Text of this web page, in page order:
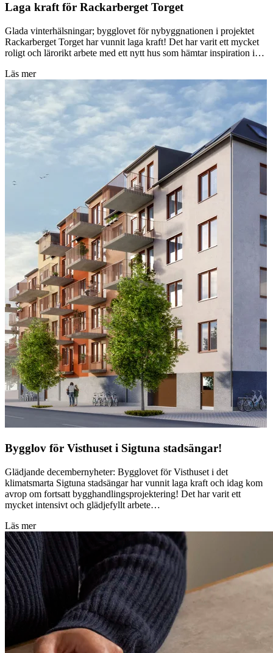
Laga kraft för Rackarberget Torget
Glada vinterhälsningar; bygglovet för nybyggnationen i projektet
Rackarberget Torget har vunnit laga kraft! Det har varit ett mycket
roligt och lärorikt arbete med ett nytt hus som hämtar inspiration i…
Läs mer
Bygglov för Visthuset i Sigtuna stadsängar!
Glädjande decembernyheter: Bygglovet för Visthuset i det
klimatsmarta Sigtuna stadsängar har vunnit laga kraft och idag kom
avrop om fortsatt bygghandlingsprojektering! Det har varit ett
mycket intensivt och glädjefyllt arbete…
Läs mer